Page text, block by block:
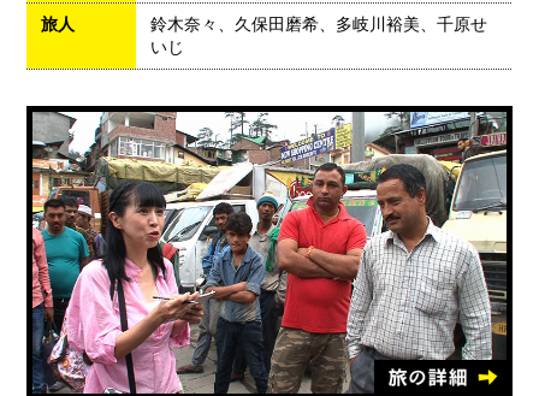
旅人
鈴木奈々、久保田磨希、多岐川裕美、千原せ
いじ